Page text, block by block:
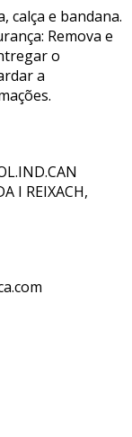
calça e bandana.
Remova e
o
a
I REIXACH,